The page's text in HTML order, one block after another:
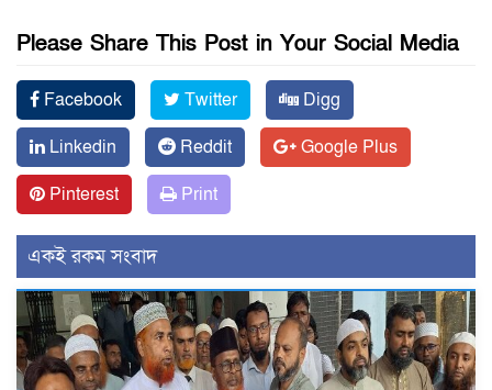
Please Share This Post in Your Social Media
Facebook Twitter
Digg
Linkedin
Reddit
Google Plus
Pinterest
Print
একই রকম সংবাদ